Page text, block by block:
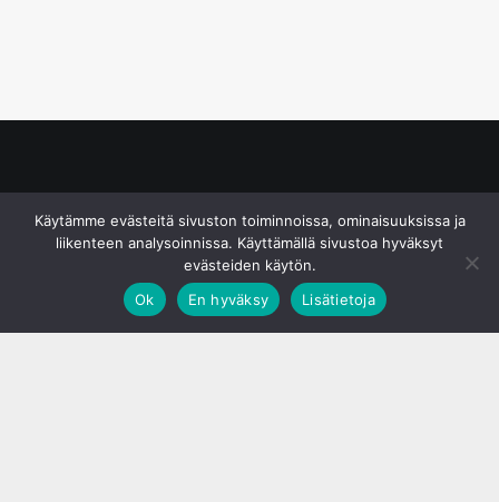
Käytämme evästeitä sivuston toiminnoissa, ominaisuuksissa ja
liikenteen analysoinnissa. Käyttämällä sivustoa hyväksyt
evästeiden käytön.
Ok
En hyväksy Lisätietoja